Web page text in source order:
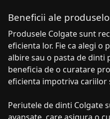
Beneficii ale
Produsele Colgate sunt
eficienta lor. Fie ca alegi o
albire sau o pasta de dinti
beneficia de o curatare
eficienta impotriva
Periutele de dinti Colgate